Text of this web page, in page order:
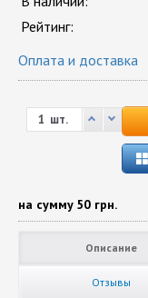
Рейтинг:
Оплата и доставка
шт.
на сумму 50 грн.
Описание
Отзывы